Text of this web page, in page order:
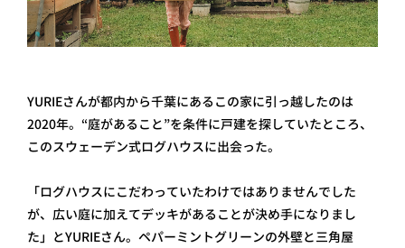
YURIEさんが都内から千葉にあるこの家に引っ越したのは
2020年。“庭があること”を条件に戸建を探していたところ、
このスウェーデン式ログハウスに出会った。
「ログハウスにこだわっていたわけではありませんでした
が、広い庭に加えてデッキがあることが決め手になりまし
た」とYURIEさん。ペパーミントグリーンの外壁と三角屋